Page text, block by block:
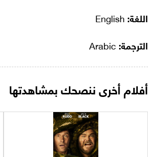
اللغة:
الترجمة:
أفلام أخرى ننصحك بمشاهدتها